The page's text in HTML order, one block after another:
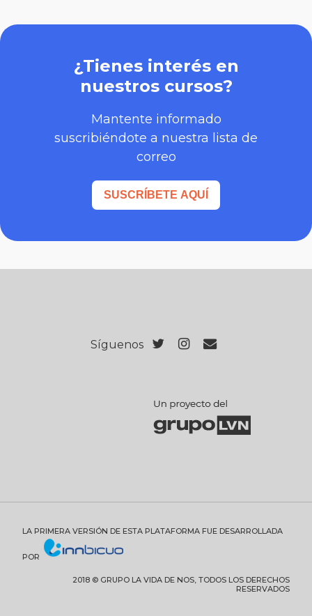
¿Tienes interés en
nuestros cursos?
Mantente informado
suscribiéndote a nuestra lista de
correo
SUSCRÍBETE AQUÍ
Síguenos
LA PRIMERA VERSIÓN DE ESTA PLATAFORMA FUE DESARROLLADA
POR
2018 © GRUPO LA VIDA DE NOS, TODOS LOS DERECHOS
RESERVADOS